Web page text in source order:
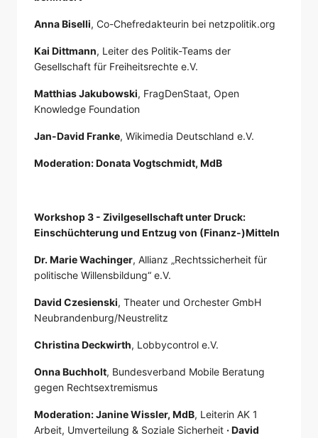
Anna Biselli, Co-Chefredakteurin bei netzpolitik.org
Kai Dittmann, Leiter des Politik-Teams der
Gesellschaft für Freiheitsrechte e.V.
Matthias Jakubowski, FragDenStaat, Open
Knowledge Foundation
Jan-David Franke, Wikimedia Deutschland e.V.
Moderation: Donata Vogtschmidt, MdB
Workshop 3 - Zivilgesellschaft unter Druck:
Einschüchterung und Entzug von (Finanz-)Mitteln
Dr. Marie Wachinger, Allianz „Rechtssicherheit für
politische Willensbildung“ e.V.
David Czesienski, Theater und Orchester GmbH
Neubrandenburg/Neustrelitz
Christina Deckwirth, Lobbycontrol e.V.
Onna Buchholt, Bundesverband Mobile Beratung
gegen Rechtsextremismus
Moderation: Janine Wissler, MdB, Leiterin AK 1
Arbeit, Umverteilung & Soziale Sicherheit · David